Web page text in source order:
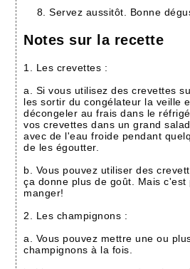
Servez aussitôt. Bonne
Notes sur la recette
1. Les crevettes :
a. Si vous utilisez des crevettes
les sortir du congélateur la veille
décongeler au frais dans le
vos crevettes dans un grand
avec de l'eau froide pendant
de les égoutter.
b. Vous pouvez utiliser des
ça donne plus de goût. Mais c'est
manger!
2. Les champignons :
a. Vous pouvez mettre une ou
champignons à la fois.